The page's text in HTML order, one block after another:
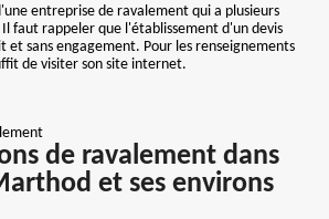
entreprise de ravalement qui a plusieurs
faut rappeler que l'établissement d'un devis
sans engagement. Pour les renseignements
de visiter son site internet.
de ravalement dans
et ses environs